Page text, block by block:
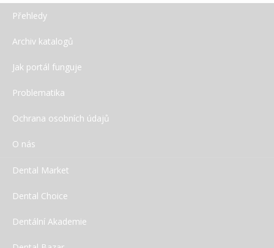
Přehledy
Archiv katalogů
Jak portál funguje
Problematika
Ochrana osobních údajů
O nás
Dental Market
Dental Choice
Dentální Akademie